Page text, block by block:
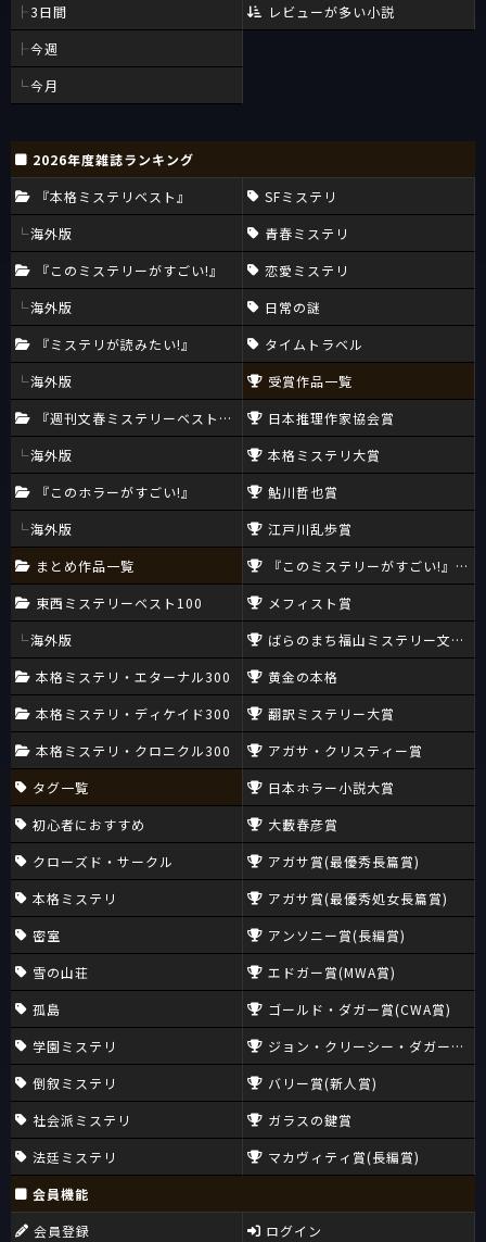
3日間
今週
今月
レビューが多い小説
2026年度雑誌ランキング
『本格ミステリベスト』
海外版
『このミステリーがすごい!』
海外版
『ミステリが読みたい!』
海外版
『週刊文春ミステリーベスト10』
海外版
『このホラーがすごい!』
海外版
まとめ作品一覧
東西ミステリーベスト100
海外版
本格ミステリ・エターナル300
本格ミステリ・ディケイド300
本格ミステリ・クロニクル300
タグ一覧
初心者におすすめ
クローズド・サークル
本格ミステリ
密室
雪の山荘
孤島
学園ミステリ
倒叙ミステリ
社会派ミステリ
法廷ミステリ
SFミステリ
青春ミステリ
恋愛ミステリ
日常の謎
タイムトラベル
受賞作品一覧
日本推理作家協会賞
本格ミステリ大賞
鮎川哲也賞
江戸川乱歩賞
『このミステリーがすごい!』大賞
メフィスト賞
ばらのまち福山ミステリー文学新
黄金の本格
翻訳ミステリー大賞
アガサ・クリスティー賞
日本ホラー小説大賞
大藪春彦賞
アガサ賞(最優秀長篇賞)
アガサ賞(最優秀処女長篇賞)
アンソニー賞(長編賞)
エドガー賞(MWA賞)
ゴールド・ダガー賞(CWA賞)
ジョン・クリーシー・ダガー賞
バリー賞(新人賞)
ガラスの鍵賞
マカヴィティ賞(長編賞)
会員機能
会員登録
ログイン